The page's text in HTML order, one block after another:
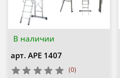
В наличии
арт. APE 1407
(0)